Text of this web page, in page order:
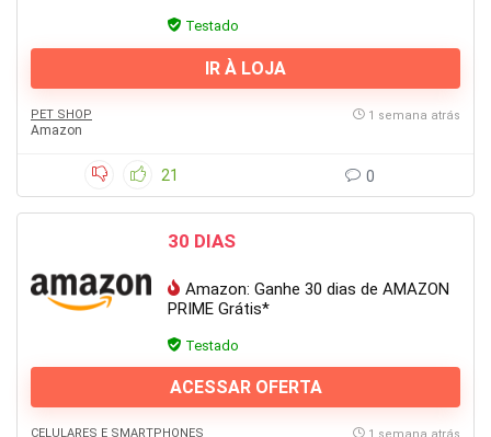
Testado
IR À LOJA
PET SHOP
Amazon
1 semana atrás
21 0
30 DIAS
Amazon: Ganhe 30 dias de AMAZON
PRIME Grátis*
Testado
ACESSAR OFERTA
CELULARES E SMARTPHONES